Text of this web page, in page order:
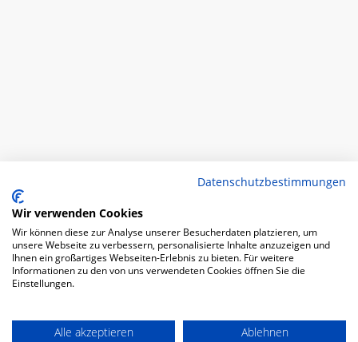
Datenschutzbestimmungen
Wir verwenden Cookies
Wir können diese zur Analyse unserer Besucherdaten platzieren, um
unsere Webseite zu verbessern, personalisierte Inhalte anzuzeigen und
Ihnen ein großartiges Webseiten-Erlebnis zu bieten. Für weitere
Informationen zu den von uns verwendeten Cookies öffnen Sie die
Einstellungen.
Alle akzeptieren Ablehnen